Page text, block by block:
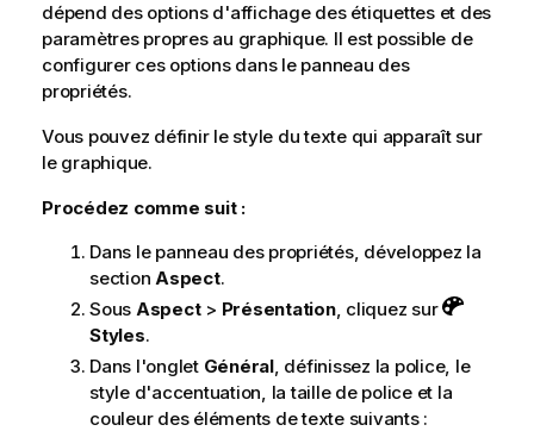
dépend des options d'affichage des étiquettes et des
paramètres propres au graphique. Il est possible de
configurer ces options dans le panneau des
propriétés.
Vous pouvez définir le style du texte qui apparaît sur
le graphique.
Procédez comme suit :
Dans le panneau des propriétés, développez la
section Aspect.
Sous Aspect> Présentation, cliquez sur
Styles.
Dans l'onglet Général, définissez la police, le
style d'accentuation, la taille de police et la
couleur des éléments de texte suivants :